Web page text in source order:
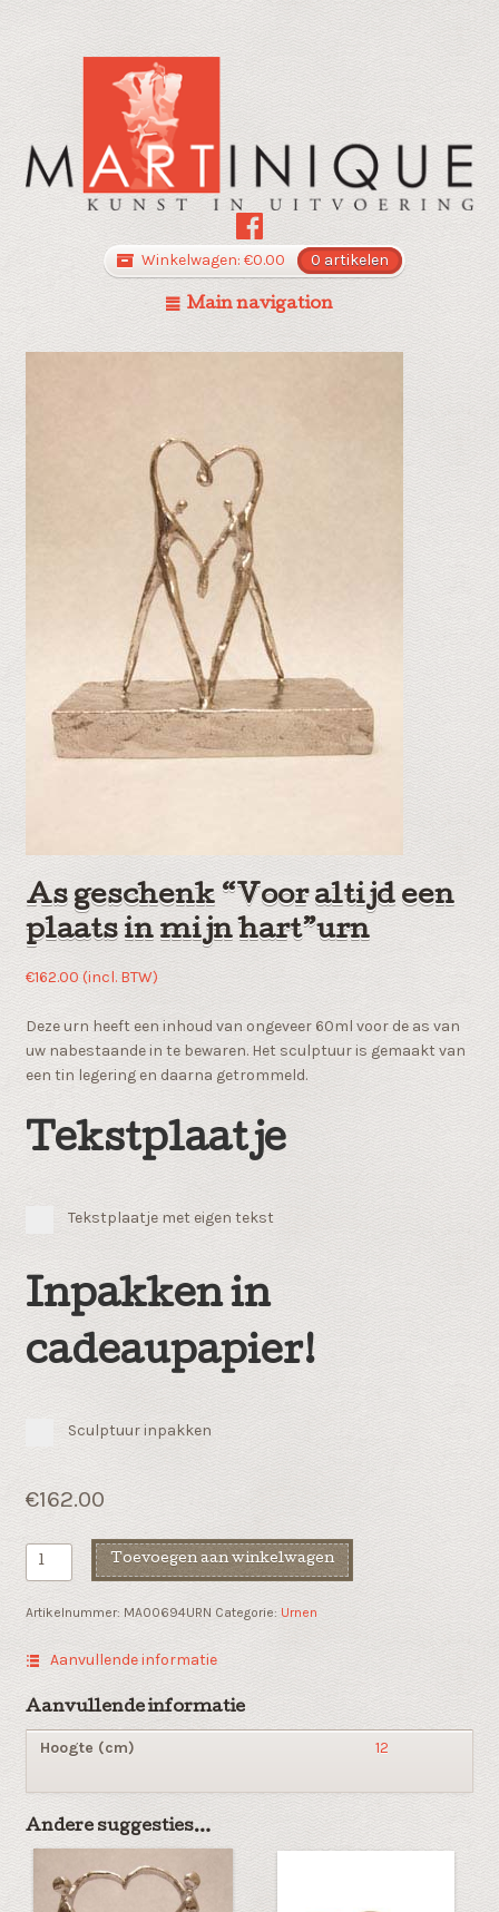
Winkelwagen: €0.00 0 artikelen
Main navigation
As geschenk “Voor altijd een
plaats in mijn hart”urn
€162.00 (incl. BTW)
Deze urn heeft een inhoud van ongeveer 60ml voor de as van
uw nabestaande in te bewaren. Het sculptuur is gemaakt van
een tin legering en daarna getrommeld.
Tekstplaatje
Tekstplaatje met eigen tekst
Inpakken in
cadeaupapier!
Sculptuur inpakken
€162.00
As
geschenk
een
in
mijn
hart"urn
Toevoegen aan winkelwagen
Artikelnummer: MA00694URN Categorie: Urnen
Aanvullende informatie
Aanvullende informatie
Hoogte (cm) 12
Andere suggesties…